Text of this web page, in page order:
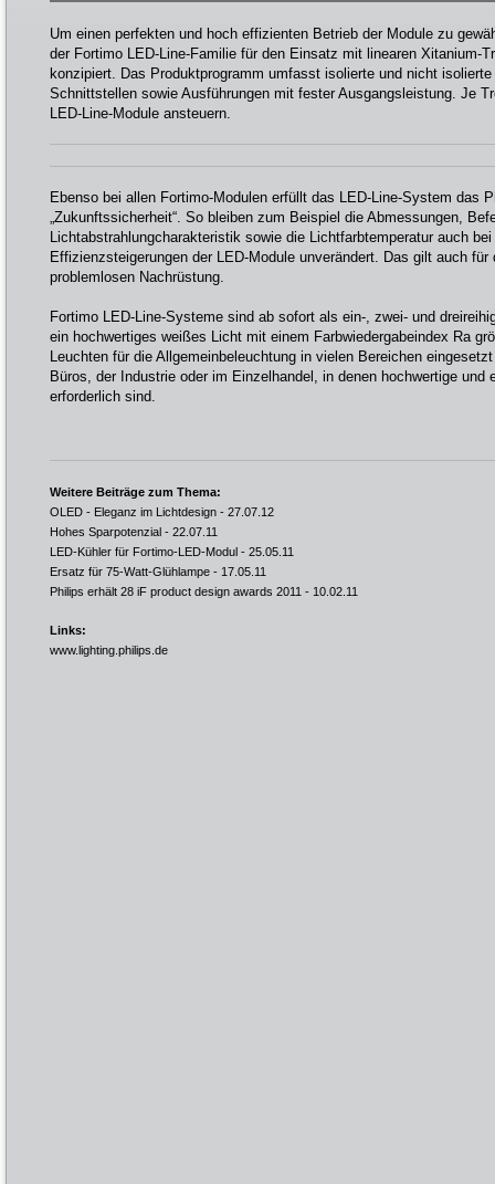
Um einen perfekten und hoch effizienten Betrieb der Module zu
der Fortimo LED-Line-Familie für den Einsatz mit linearen Xitanium-
konzipiert. Das Produktprogramm umfasst isolierte und nicht
Schnittstellen sowie Ausführungen mit fester Ausgangsleistung. Je
LED-Line-Module ansteuern.
Ebenso bei allen Fortimo-Modulen erfüllt das LED-Line-System das
„Zukunftssicherheit“. So bleiben zum Beispiel die Abmessungen,
Lichtabstrahlungcharakteristik sowie die Lichtfarbtemperatur auch
Effizienzsteigerungen der LED-Module unverändert. Das gilt auch für
problemlosen Nachrüstung.
Fortimo LED-Line-Systeme sind ab sofort als ein-, zwei- und
ein hochwertiges weißes Licht mit einem Farbwiedergabeindex Ra
Leuchten für die Allgemeinbeleuchtung in vielen Bereichen
Büros, der Industrie oder im Einzelhandel, in denen hochwertige und
erforderlich sind.
Weitere Beiträge zum Thema:
OLED - Eleganz im Lichtdesign - 27.07.12
Hohes Sparpotenzial - 22.07.11
LED-Kühler für Fortimo-LED-Modul - 25.05.11
Ersatz für 75-Watt-Glühlampe - 17.05.11
Philips erhält 28 iF product design awards 2011 - 10.02.11
Links:
www.lighting.philips.de